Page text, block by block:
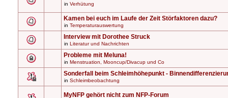
in Verhütung
Kamen bei euch im Laufe der Zeit Störfaktoren dazu?
in Temperaturauswertung
Interview mit Dorothee Struck
in Literatur und Nachrichten
Probleme mit Meluna!
in Menstruation, Mooncup/Divacup und Co
Sonderfall beim Schleimhöhepunkt -
in Schleimbeobachtung
MyNFP gehört nicht zum NFP-Forum